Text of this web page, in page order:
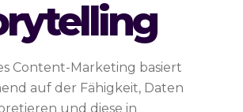
Content-Marketing basiert
auf der Fähigkeit, Daten
und diese in